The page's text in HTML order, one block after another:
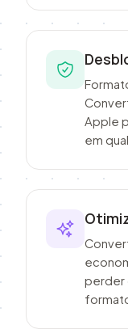
Apple
em
perder